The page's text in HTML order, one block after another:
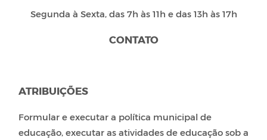
Segunda à Sexta, das 7h às 11h e das 13h às 17h
CONTATO
ATRIBUIÇÕES
Formular e executar a política municipal de
educação, executar as atividades de educação sob a